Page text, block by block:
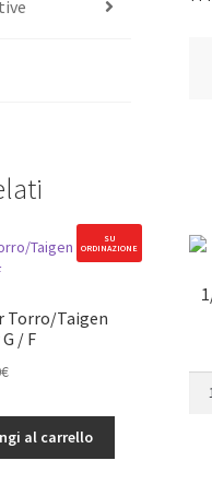
SU
ORDINAZIONE
Torro/Taigen
/ F
€
al carrello